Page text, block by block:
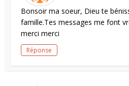
Bonsoir ma soeur, Dieu te
famille.Tes messages me font
merci merci
Réponse